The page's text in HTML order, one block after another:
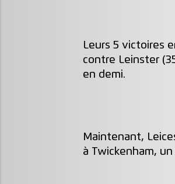
Leurs 5 victoires
contre Leinster
en demi.
Maintenant,
à Twickenham,